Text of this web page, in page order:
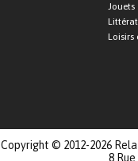
Jouets
Loisirs
Copyright © 2012-2026
8